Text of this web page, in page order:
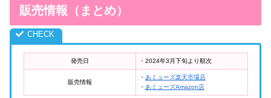
販売情報（まとめ）
発売日 ・2024年3月下旬より順次
販売情報
・ あミューズ楽天市場店
・ あミューズAmazon店